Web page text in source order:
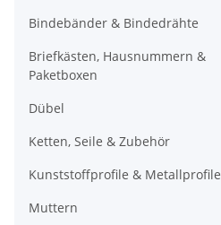
Bindebänder & Bindedrähte
Briefkästen, Hausnummern &
Paketboxen
Dübel
Ketten, Seile & Zubehör
Kunststoffprofile & Metallprofile
Muttern